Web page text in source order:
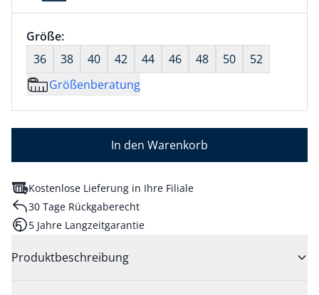
Größenauswahl:
Größe:nichts ausgewählt
36
38 40 42 44 46 48 50
52
Größenberatung
In den Warenkorb
Kostenlose Lieferung in Ihre Filiale
30 Tage Rückgaberecht
5 Jahre Langzeitgarantie
Produktbeschreibung